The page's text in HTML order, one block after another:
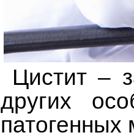
Цистит –
других
патогенных